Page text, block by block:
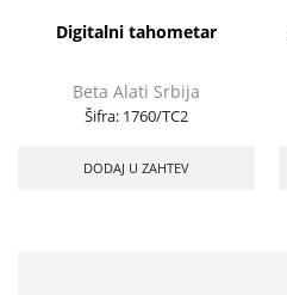
Digitalni tahometar
Beta Alati Srbija
Šifra: 1760/TC2
DODAJ U ZAHTEV